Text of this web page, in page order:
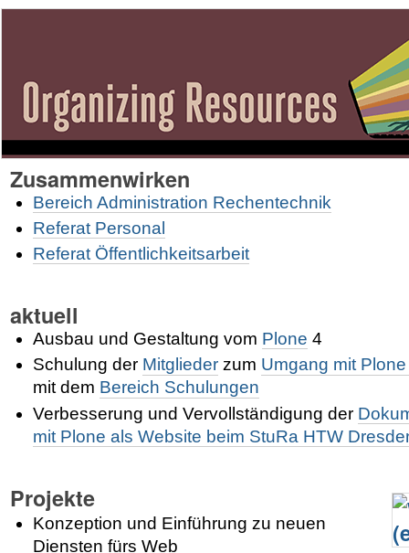
Zusammenwirken
Bereich Administration Rechentechnik
Referat Personal
Referat Öffentlichkeitsarbeit
aktuell
Ausbau und Gestaltung vom Plone 4
Schulung der Mitglieder zum Umgang mit
mit dem Bereich Schulungen
Verbesserung und Vervollständigung der
mit Plone als Website beim StuRa HTW
Projekte
Konzeption und Einführung zu neuen
Diensten fürs Web